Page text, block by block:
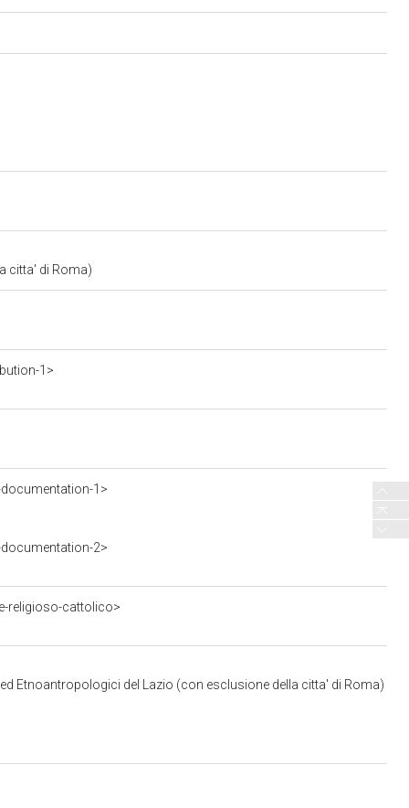
citta' di Roma)
1>
1>
2>
religioso-cattolico>
Etnoantropologici del Lazio (con esclusione della citta' di Roma)